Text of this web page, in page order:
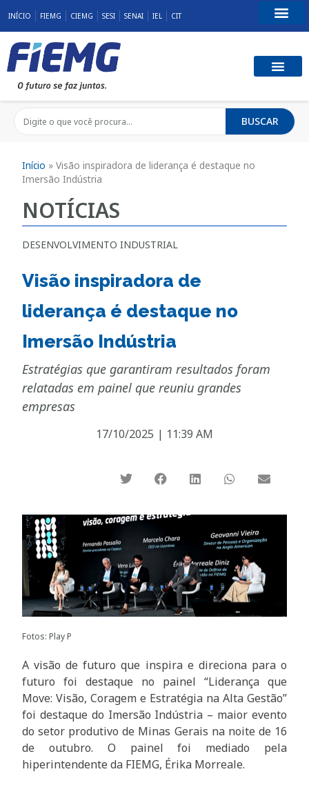
INÍCIO FIEMG CIEMG SESI SENAI IEL CIT
BUSCAR
Início »Visão inspiradora de liderança é destaque no
Imersão Indústria
NOTÍCIAS
DESENVOLVIMENTO INDUSTRIAL
Visão inspiradora de
liderança é destaque no
Imersão Indústria
Estratégias que garantiram resultados foram
relatadas em painel que reuniu grandes
empresas
17/10/2025 | 11:39 AM
Fotos: Play P
A visão de futuro que inspira e direciona para o
futuro foi destaque no painel “Liderança que
Move: Visão, Coragem e Estratégia na Alta Gestão”
foi destaque do Imersão Indústria – maior evento
do setor produtivo de Minas Gerais na noite de 16
de outubro. O painel foi mediado pela
hiperintendente da FIEMG, Érika Morreale.